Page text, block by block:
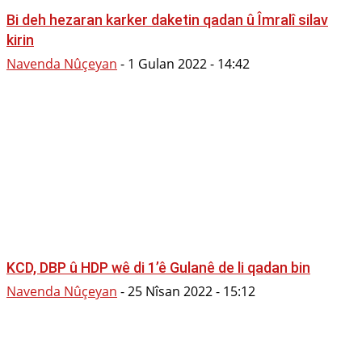
Bi deh hezaran karker daketin qadan û Îmralî silav
kirin
Navenda Nûçeyan - 1 Gulan 2022 - 14:42
KCD, DBP û HDP wê di 1’ê Gulanê de li qadan bin
Navenda Nûçeyan -25 Nîsan 2022 - 15:12